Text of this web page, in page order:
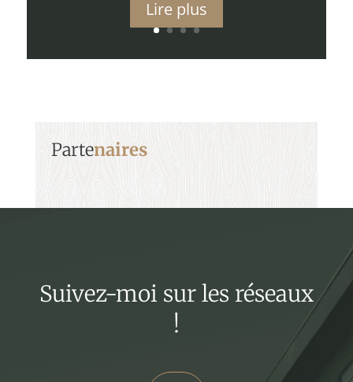
Lire plus
Partenaires
Suivez-moi sur les réseaux
!